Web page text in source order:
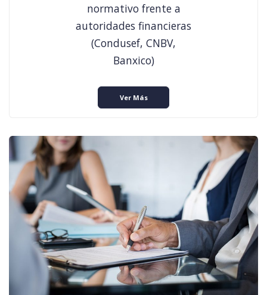
normativo frente a
autoridades financieras
(Condusef, CNBV,
Banxico)
Ver Más